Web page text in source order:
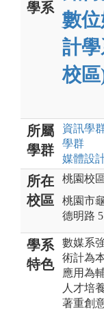
學系
數
計學
校區
所屬
學群
資訊學
學群
媒體設
所在
校區
桃園校
桃園市
德明路
學系
特色
數媒系
術計為
應用為
人才培
著重創